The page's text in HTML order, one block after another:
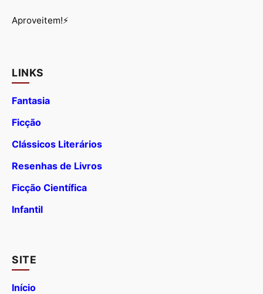
Aproveitem!⚡
LINKS
Fantasia
Ficção
Clássicos Literários
Resenhas de Livros
Ficção Científica
Infantil
SITE
Início